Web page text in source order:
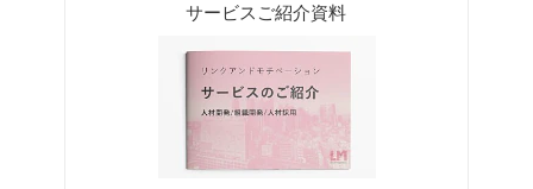
サービスご紹介資料